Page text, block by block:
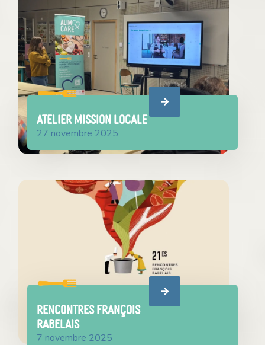
ATELIER MISSION LOCALE
27 novembre 2025
Rencontres François
Rabelais
7 novembre 2025